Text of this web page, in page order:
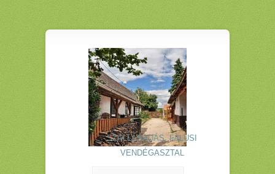
SZÁLLÁSADÁS, FALUSI
VENDÉGASZTAL